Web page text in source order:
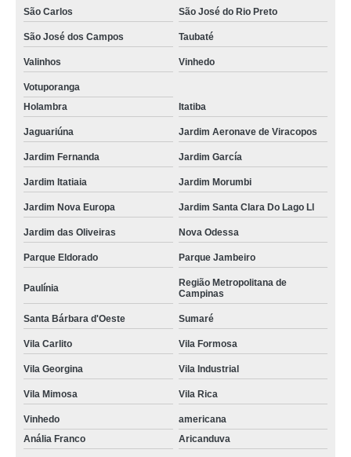
São Carlos São José do Rio Preto
São José dos Campos Taubaté
Valinhos Vinhedo
Votuporanga
Holambra
Itatiba
Jaguariúna Jardim Aeronave de Viracopos
Jardim Fernanda Jardim García
Jardim Itatiaia Jardim Morumbi
Jardim Nova Europa Jardim Santa Clara Do Lago Ll
Jardim das Oliveiras Nova Odessa
Parque Eldorado Parque Jambeiro
Paulínia
Região Metropolitana de
Campinas
Santa Bárbara d'Oeste Sumaré
Vila Carlito Vila Formosa
Vila Georgina Vila Industrial
Vila Mimosa Vila Rica
Vinhedo
americana
Anália Franco
Aricanduva